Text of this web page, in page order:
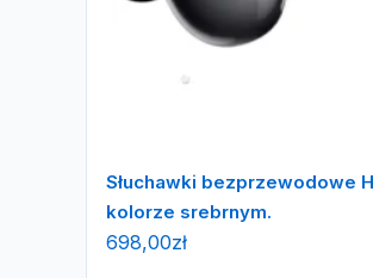
Słuchawki bezprzewodowe
kolorze srebrnym.
698,00zł